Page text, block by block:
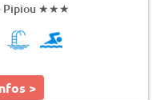
Pipiou ★★★
>